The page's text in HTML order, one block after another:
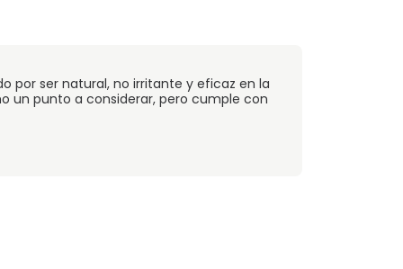
por ser natural, no irritante y eficaz en la
un punto a considerar, pero cumple con